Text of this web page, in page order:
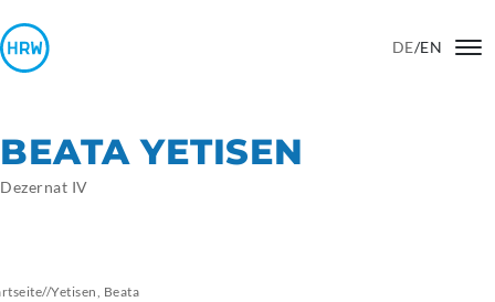
DE/EN
BEATA YETISEN
Dezernat IV
//Yetisen, Beata